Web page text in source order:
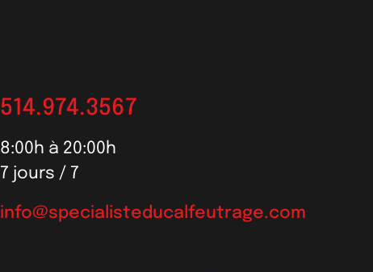
514.974.3567
8:00h à 20:00h
7 jours / 7
info@specialisteducalfeutrage.com